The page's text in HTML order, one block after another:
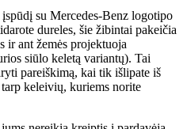
su Mercedes-Benz logotipo
dureles, šie žibintai pakeičia
ir ant žemės projektuoja
siūlo keletą variantų). Tai
pareiškimą, kai tik išlipate iš
keleivių, kuriems norite